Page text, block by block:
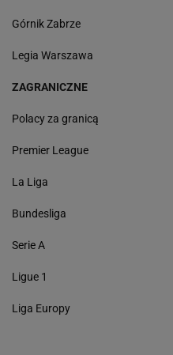
Górnik Zabrze
Legia Warszawa
ZAGRANICZNE
Polacy za granicą
Premier League
La Liga
Bundesliga
Serie A
Ligue 1
Liga Europy